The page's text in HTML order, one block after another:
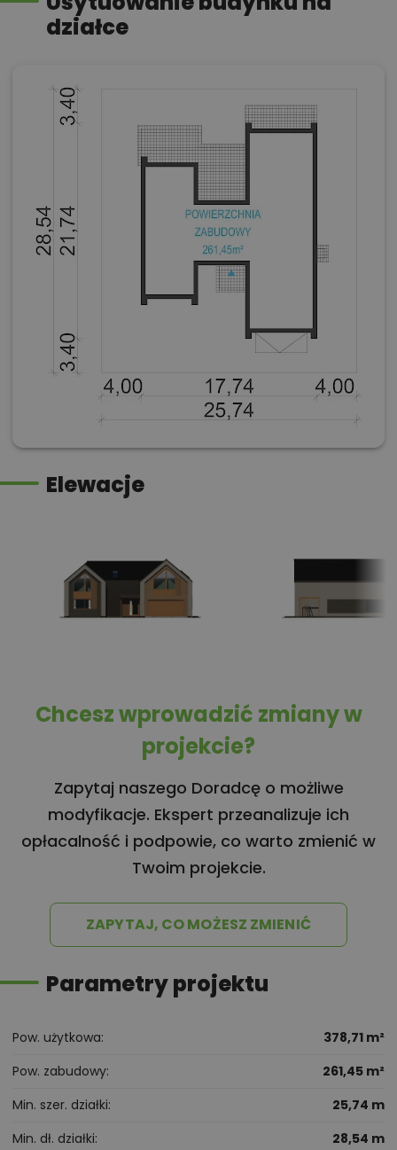
działce
Elewacje
Chcesz wprowadzić zmiany w
projekcie?
Zapytaj naszego Doradcę o możliwe
modyfikacje. Ekspert przeanalizuje ich
opłacalność i podpowie, co warto zmienić w
Twoim projekcie.
ZAPYTAJ, CO MOŻESZ ZMIENIĆ
Parametry projektu
Pow. użytkowa
378,71 m²
Pow. zabudowy
261,45 m²
Min. szer. działki
25,74 m
Min. dł. działki
28,54 m